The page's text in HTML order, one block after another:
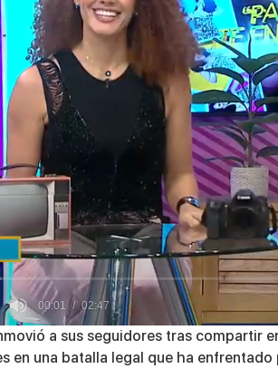
a sus seguidores tras compartir
en una batalla legal que ha